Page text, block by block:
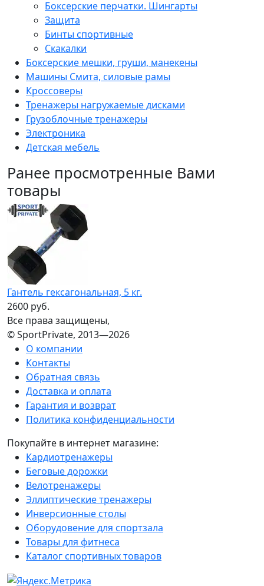
Боксерские перчатки. Шингарты
Защита
Бинты спортивные
Скакалки
Боксерские мешки, груши, манекены
Машины Смита, силовые рамы
Кроссоверы
Тренажеры нагружаемые дисками
Грузоблочные тренажеры
Электроника
Детская мебель
Ранее просмотренные Вами
товары
Гантель гексагональная, 5 кг.
2600 руб.
Все права защищены,
© SportPrivate, 2013—2026
О компании
Контакты
Обратная связь
Доставка и оплата
Гарантия и возврат
Политика конфиденциальности
Покупайте в интернет магазине:
Кардиотренажеры
Беговые дорожки
Велотренажеры
Эллиптические тренажеры
Инверсионные столы
Оборудовение для спортзала
Товары для фитнеса
Каталог спортивных товаров